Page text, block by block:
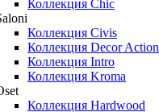
Коллекция Сhic
Коллекция Civis
Коллекция Decor Action
Коллекция Intro
Коллекция Kroma
Коллекция Hardwood